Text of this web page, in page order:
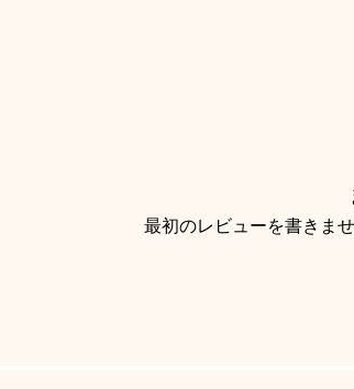
最初のレビューを書きま